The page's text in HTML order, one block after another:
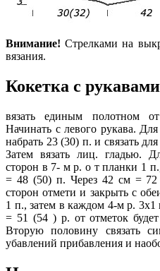
Внимание! Стрелками на
вязания.
Кокетка с
вязать единым полотном
Начинать с левого рукава.
набрать 23 (30) п. и связать
Затем вязать лиц. гладью.
сторон в 7- м р. о т планки 1
= 48 (50) п. Через 42 см = 72
сторон отмети и закрыть с
1 п., затем в каждом 4-м р.
= 51 (54 ) р. от отметок
Вторую половину связать
убавлений прибавления и